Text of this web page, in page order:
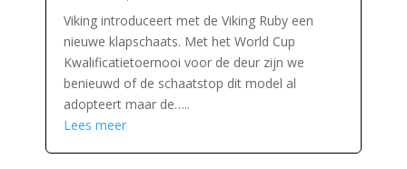
Viking introduceert met de Viking Ruby een
nieuwe klapschaats. Met het World Cup
Kwalificatietoernooi voor de deur zijn we
benieuwd of de schaatstop dit model al
adopteert maar de…..
Lees meer